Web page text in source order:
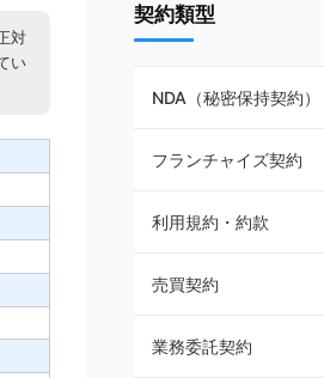
対
い
NDA（秘密保持契約）
業務委託契約
利用規約・約款
覚書・合意書・同意書
承諾書
雇用契約
契約類型
NDA（秘密保持契約）
フランチャイズ契約
利用規約・約款
売買契約
業務委託契約